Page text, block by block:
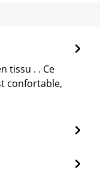
tissu . . Ce
confortable,